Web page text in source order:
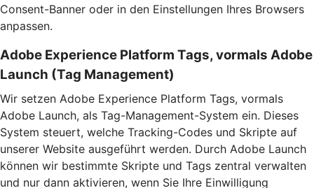
Consent-Banner oder in den Einstellungen Ihres Browsers
anpassen.
Adobe Experience Platform Tags, vormals Adobe
Launch (Tag Management)
Wir setzen Adobe Experience Platform Tags, vormals
Adobe Launch, als Tag-Management-System ein. Dieses
System steuert, welche Tracking-Codes und Skripte auf
unserer Website ausgeführt werden. Durch Adobe Launch
können wir bestimmte Skripte und Tags zentral verwalten
und nur dann aktivieren, wenn Sie Ihre Einwilligung